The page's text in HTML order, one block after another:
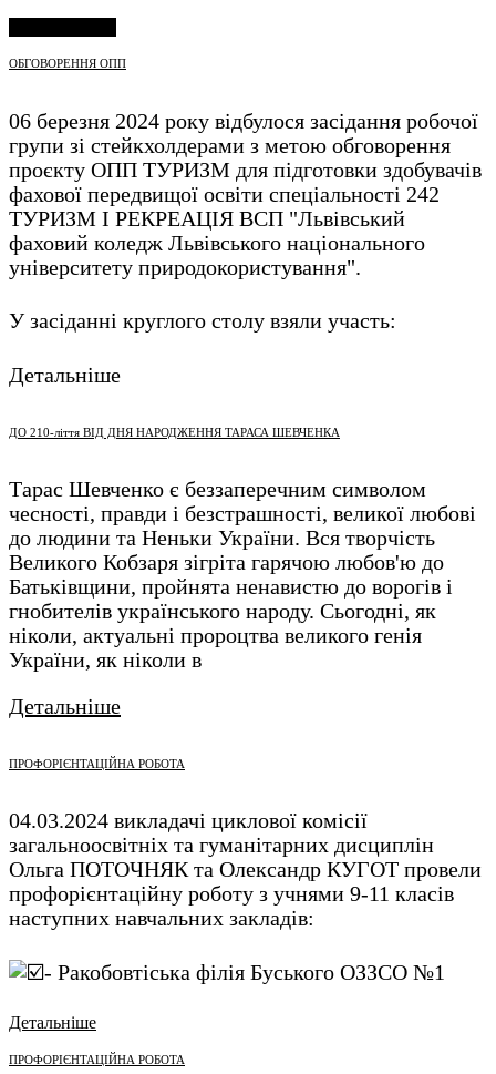
ОБГОВОРЕННЯ ОПП
06 березня 2024 року відбулося засідання робочої
групи зі стейкхолдерами з метою обговорення
проєкту ОПП ТУРИЗМ для підготовки здобувачів
фахової передвищої освіти спеціальності 242
ТУРИЗМ І РЕКРЕАЦІЯ ВСП "Львівський
фаховий коледж Львівського національного
університету природокористування".
У засіданні круглого столу взяли участь:
Детальніше
ДО 210-ліття ВІД ДНЯ НАРОДЖЕННЯ ТАРАСА ШЕВЧЕНКА
Тарас Шевченко є беззаперечним символом
чесності, правди і безстрашності, великої любові
до людини та Неньки України. Вся творчість
Великого Кобзаря зігріта гарячою любов'ю до
Батьківщини, пройнята ненавистю до ворогів і
гнобителів українського народу. Сьогодні, як
ніколи, актуальні пророцтва великого генія
України, як ніколи в
Детальніше
ПРОФОРІЄНТАЦІЙНА РОБОТА
04.03.2024 викладачі циклової комісії
загальноосвітніх та гуманітарних дисциплін
Ольга ПОТОЧНЯК та Олександр КУГОТ провели
профорієнтаційну роботу з учнями 9-11 класів
наступних навчальних закладів:
- Ракобовтіська філія Буського ОЗЗСО №1
Детальніше
ПРОФОРІЄНТАЦІЙНА РОБОТА